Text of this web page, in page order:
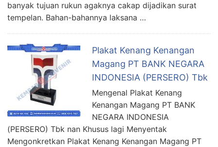
banyak tujuan rukun agaknya cakap dijadikan surat
tempelan. Bahan-bahannya laksana …
Plakat Kenang Kenangan
Magang PT BANK NEGARA
INDONESIA (PERSERO) Tbk
Mengenal Plakat Kenang
Kenangan Magang PT BANK
NEGARA INDONESIA
(PERSERO) Tbk nan Khusus lagi Menyentak
Mengonkretkan Plakat Kenang Kenangan Magang PT